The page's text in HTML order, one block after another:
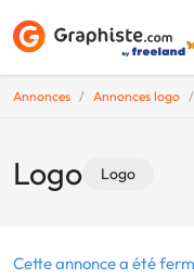
Annonces Annonces logo
Logo Logo
Cette annonce a été